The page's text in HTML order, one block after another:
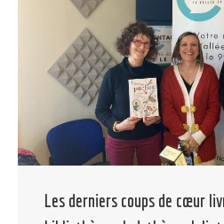
Les derniers coups de cœur